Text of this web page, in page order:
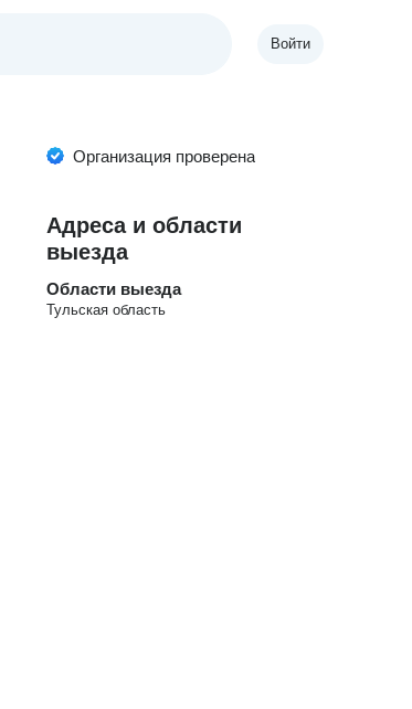
Войти
Организация проверена
Адреса и области
выезда
Области выезда
Тульская область